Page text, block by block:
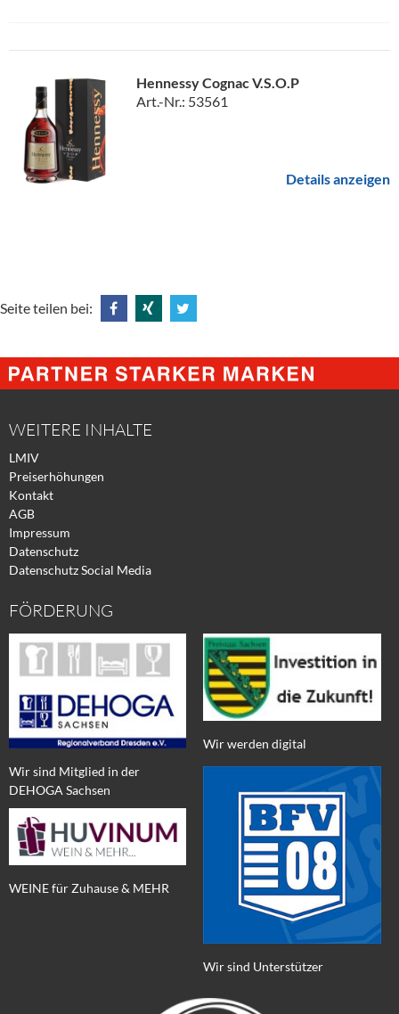
Hennessy Cognac V.S.O.P
Art.-Nr.: 53561
Details anzeigen
Seite teilen bei:
@
Facebook
@
Xing
@
Twitter
WEITERE INHALTE
LMIV
Preiserhöhungen
Kontakt
AGB
Impressum
Datenschutz
Datenschutz Social Media
FÖRDERUNG
Wir sind Mitglied in der
DEHOGA Sachsen
WEINE für Zuhause & MEHR
Wir werden digital
Wir sind Unterstützer